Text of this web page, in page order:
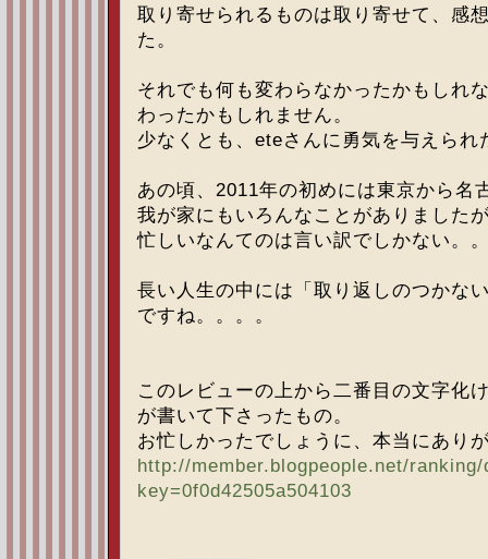
取り寄せられるものは取り寄せて、感
た。
それでも何も変わらなかったかもしれ
わったかもしれません。
少なくとも、eteさんに勇気を与えられ
あの頃、2011年の初めには東京から名
我が家にもいろんなことがありました
忙しいなんてのは言い訳でしかない。
長い人生の中には「取り返しのつかな
ですね。。。。
このレビューの上から二番目の文字化
が書いて下さったもの。
お忙しかったでしょうに、本当にあり
http://member.blogpeople.net/
key=0f0d42505a504103